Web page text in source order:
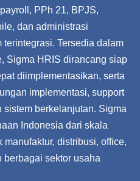
PPh 21, BPJS,
dan administrasi
terintegrasi. Tersedia dalam
Sigma HRIS dirancang siap
diimplementasikan, serta
implementasi, support
berkelanjutan. Sigma
Indonesia dari skala
manufaktur, distribusi, office,
berbagai sektor usaha